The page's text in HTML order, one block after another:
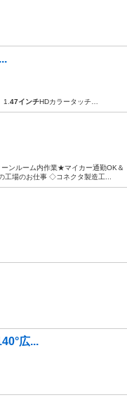
47インチHDカラータッチ…
ンルーム内作業★マイカー通勤OK＆
工場のお仕事 ◇コネクタ製造工...
広...